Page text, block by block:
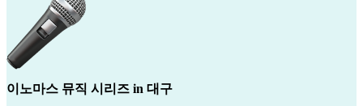
이노마스 뮤직 시리즈 in 대구